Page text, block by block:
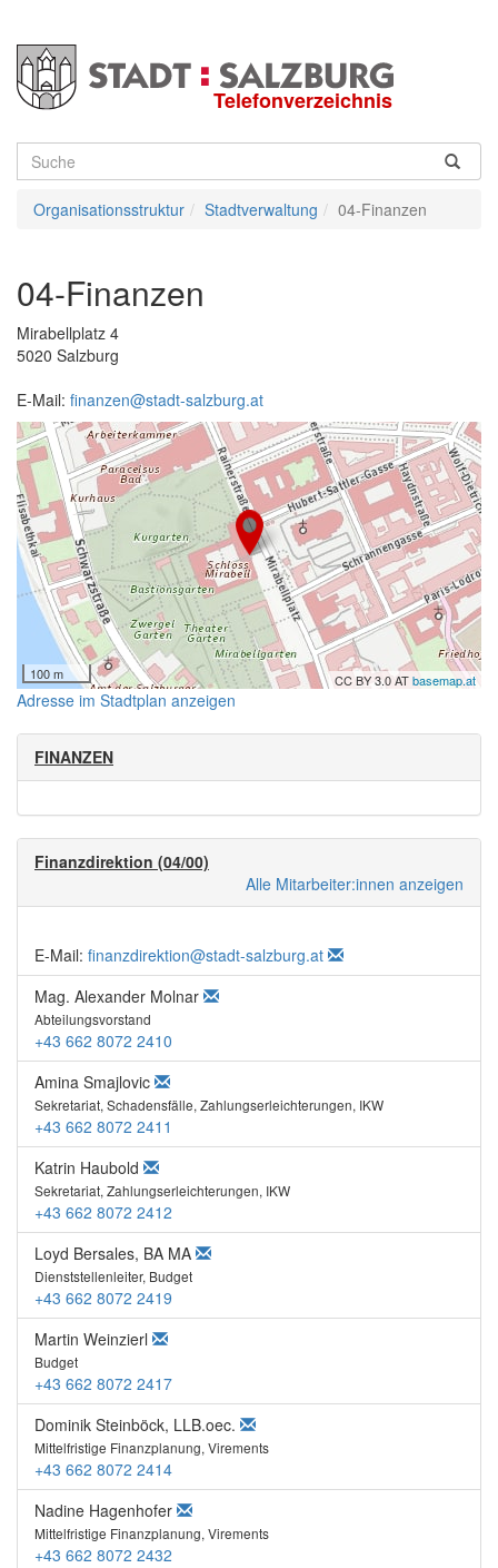
Telefonverzeichnis
Suche
Organisationsstruktur Stadtverwaltung 04-Finanzen
04-Finanzen
Mirabellplatz 4
5020 Salzburg
E-Mail: finanzen@stadt-salzburg.at
100 m CC BY 3.0 ATbasemap.at
Adresse im Stadtplan anzeigen
FINANZEN
Finanzdirektion (04/00)
Alle Mitarbeiter:innen anzeigen
E-Mail: finanzdirektion@stadt-salzburg.at
Mag. Alexander Molnar
Abteilungsvorstand
+43 662 8072 2410
Amina Smajlovic
Sekretariat, Schadensfälle, Zahlungserleichterungen, IKW
+43 662 8072 2411
Katrin Haubold
Sekretariat, Zahlungserleichterungen, IKW
+43 662 8072 2412
Loyd Bersales, BA MA
Dienststellenleiter, Budget
+43 662 8072 2419
Martin Weinzierl
Budget
+43 662 8072 2417
Dominik Steinböck, LLB.oec.
Mittelfristige Finanzplanung, Virements
+43 662 8072 2414
Nadine Hagenhofer
Mittelfristige Finanzplanung, Virements
+43 662 8072 2432